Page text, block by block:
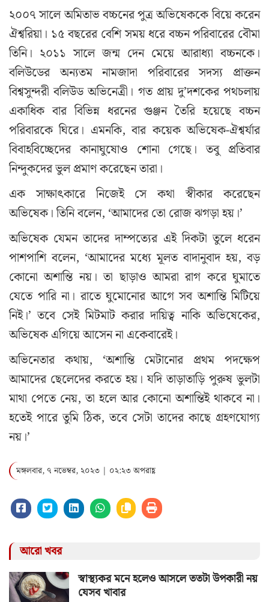
২০০৭ সালে অমিতাভ বচ্চনের পুত্র অভিষেককে বিয়ে করেন
ঐশ্বরিয়া। ১৫ বছরের বেশি সময় ধরে বচ্চন পরিবারের বৌমা
তিনি। ২০১১ সালে জন্ম দেন মেয়ে আরাধ্যা বচ্চনকে।
বলিউডের অন্যতম নামজাদা পরিবারের সদস্য প্রাক্তন
বিশ্বসুন্দরী বলিউড অভিনেত্রী। গত প্রায় দু’দশকের পথচলায়
একাধিক বার বিভিন্ন ধরনের গুঞ্জন তৈরি হয়েছে বচ্চন
পরিবারকে ঘিরে। এমনকি, বার কয়েক অভিষেক-ঐশ্বর্যার
বিবাহবিচ্ছেদের কানাঘুষোও শোনা গেছে। তবু প্রতিবার
নিন্দুকদের ভুল প্রমাণ করেছেন তারা।
এক সাক্ষাৎকারে নিজেই সে কথা স্বীকার করেছেন
অভিষেক। তিনি বলেন, ‘আমাদের তো রোজ ঝগড়া হয়।’
অভিষেক যেমন তাদের দাম্পত্যের এই দিকটা তুলে ধরেন
পাশপাশি বলেন, ‘আমাদের মধ্যে মূলত বাদানুবাদ হয়, বড়
কোনো অশান্তি নয়। তা ছাড়াও আমরা রাগ করে ঘুমাতে
যেতে পারি না। রাতে ঘুমোনোর আগে সব অশান্তি মিটিয়ে
নিই।’ তবে সেই মিটমাট করার দায়িত্ব নাকি অভিষেকের,
অভিষেক এগিয়ে আসেন না একেবারেই।
অভিনেতার কথায়, ‘অশান্তি মেটানোর প্রথম পদক্ষেপ
আমাদের ছেলেদের করতে হয়। যদি তাড়াতাড়ি পুরুষ ভুলটা
মাথা পেতে নেয়, তা হলে আর কোনো অশান্তিই থাকবে না।
হতেই পারে তুমি ঠিক, তবে সেটা তাদের কাছে গ্রহণযোগ্য
নয়।’
মঙ্গলবার, ৭ নভেম্বর, ২০২৩ | ০২:২৩ অপরাহ্ণ
আরো খবর
স্বাস্থ্যকর মনে হলেও আসলে ততটা উপকারী নয়
যেসব খাবার